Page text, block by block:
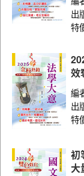
出
特
效
編
出
特
初
大